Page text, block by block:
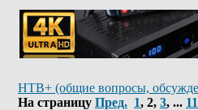
НТВ+ (общие вопросы,
На страницу Пред. 1, 2, 3, ...